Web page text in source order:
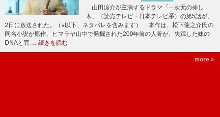
山田涼介が主演するドラマ「一次元の挿し
木」（読売テレビ・日本テレビ系）の第5話が、
2日に放送された。（※以下、ネタバレを含みます） 本作は、松下龍之介氏の
同名小説が原作。ヒマラヤ山中で発掘された200年前の人骨が、失踪した妹の
DNAと完 … 続きを読む
more »